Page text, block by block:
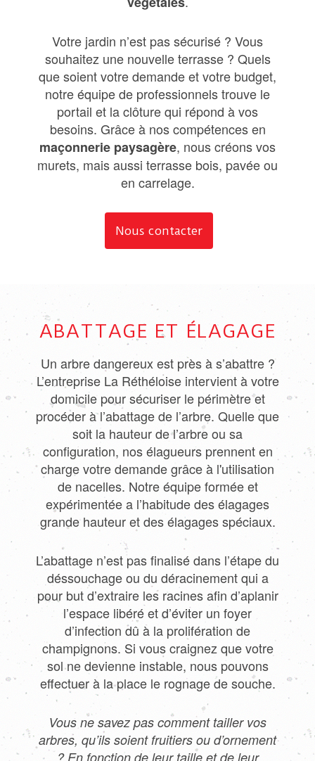
Votre jardin n’est pas sécurisé ? Vous
souhaitez une nouvelle terrasse ? Quels
que soient votre demande et votre budget,
notre équipe de professionnels trouve le
portail et la clôture qui répond à vos
besoins. Grâce à nos compétences en
maçonnerie paysagère, nous créons vos
murets, mais aussi terrasse bois, pavée ou
en carrelage.
Nous contacter
ABATTAGE ET ÉLAGAGE
Un arbre dangereux est près à s’abattre ?
L’entreprise La Réthéloise intervient à votre
domicile pour sécuriser le périmètre et
procéder à l’abattage de l’arbre. Quelle que
soit la hauteur de l’arbre ou sa
configuration, nos élagueurs prennent en
charge votre demande grâce à l'utilisation
de nacelles. Notre équipe formée et
expérimentée a l’habitude des élagages
grande hauteur et des élagages spéciaux.
L’abattage n’est pas finalisé dans l’étape du
déssouchage ou du déracinement qui a
pour but d’extraire les racines afin d’aplanir
l’espace libéré et d’éviter un foyer
d’infection dû à la prolifération de
champignons. Si vous craignez que votre
sol ne devienne instable, nous pouvons
effectuer à la place le rognage de souche.
Vous ne savez pas comment tailler vos
arbres, qu’ils soient fruitiers ou d’ornement
? En fonction de leur taille et de leur